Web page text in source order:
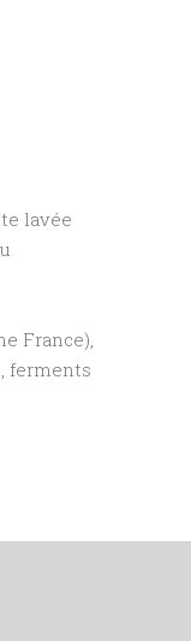
lavée
France),
ferments